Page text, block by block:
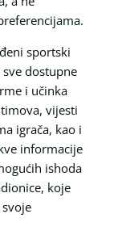
sportski
dostupne
i učinka
vijesti
igrača, kao i
informacije
ishoda
koje